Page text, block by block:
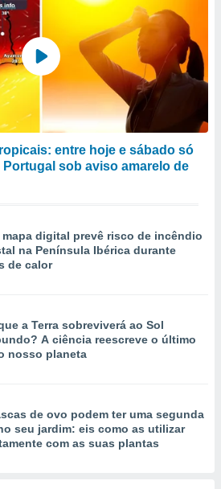
entre hoje e sábado só
Portugal sob aviso amarelo de
mapa digital prevê risco de incêndio
na Península Ibérica durante
de calor
a Terra sobreviverá ao Sol
A ciência reescreve o último
nosso planeta
de ovo podem ter uma segunda
seu jardim: eis como as utilizar
com as suas plantas